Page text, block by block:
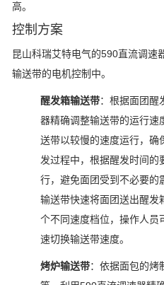
高。
控制方案
昆山科瑞艾特电气的590直流调速
输送带的电机控制中。
醒发箱输送带：根据面团醒
器精确调整输送带的运行速
送带以较慢的速度运行，确
发过程中，根据醒发时间的
行，避免面团受到不必要的
输送带快速将面团送出醒发
个不同速度档位，操作人员
速切换输送带速度。
烤炉输送带：依据面包的烤